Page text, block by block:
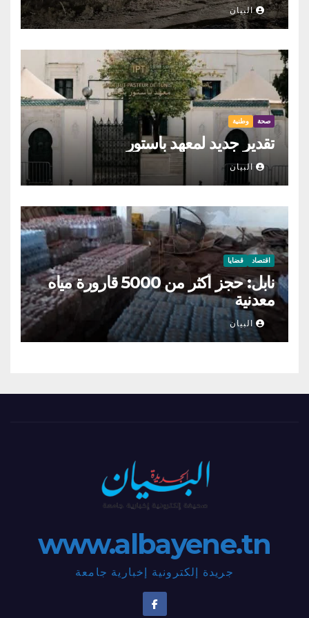
البيان
صحة وطنية
تقدير جديد لمعهد باستور
البيان
اقتصاد قضايا
نابل: حجز أكثر من 5000 قارورة مياه
معدنية
البيان
www.albayene.tn
جريدة إلكترونية إخبارية جامعة